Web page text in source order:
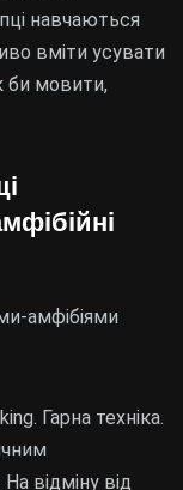
навчаються
вміти усувати
би мовити,
амфібіями
Гарна техніка.
відміну від